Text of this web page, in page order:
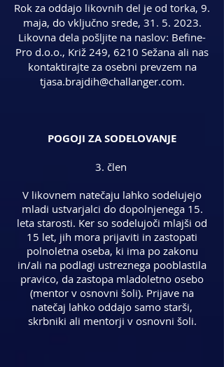
Rok za oddajo likovnih del je od torka, 9.
maja, do vključno srede, 31. 5. 2023.
Likovna dela pošljite na naslov: Befine-
Pro d.o.o., Križ 249, 6210 Sežana ali nas
kontaktirajte za osebni prevzem na
tjasa.brajdih@challanger.com.
POGOJI ZA SODELOVANJE
3. člen
V likovnem natečaju lahko sodelujejo
mladi ustvarjalci do dopolnjenega 15.
leta starosti. Ker so sodelujoči mlajši od
15 let, jih mora prijaviti in zastopati
polnoletna oseba, ki ima po zakonu
in/ali na podlagi ustreznega pooblastila
pravico, da zastopa mladoletno osebo
(mentor v osnovni šoli). Prijave na
natečaj lahko oddajo samo starši,
skrbniki ali mentorji v osnovni šoli.